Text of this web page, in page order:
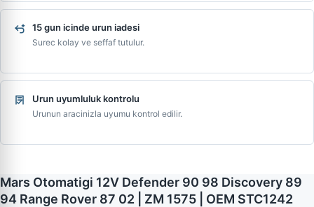
15 gun icinde urun iadesi
Surec kolay ve seffaf tutulur.
Urun uyumluluk kontrolu
Urunun aracinizla uyumu kontrol edilir.
Mars Otomatigi 12V Defender 90 98 Discovery 89
94 Range Rover 87 02 | ZM 1575 | OEM STC1242